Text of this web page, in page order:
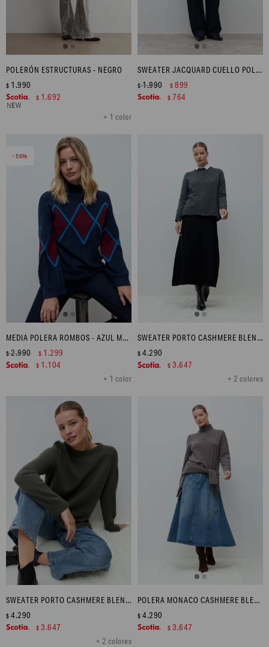
POLERÓN ESTRUCTURAS - NEGRO
+ 1 color
$ 1.990
$ 1.692
SWEATER JACQUARD CUELLO POLO - CRUDO
$1.990 $ 899
$ 764
56
MEDIA POLERA ROMBOS - AZUL MARINO
+ 1 color
$2.990 $ 1.299
$ 1.104
SWEATER PORTO CASHMERE BLEND - GRIS MELANGE
+ 2 colores
$ 4.290
$ 3.647
SWEATER PORTO CASHMERE BLEND - VERDE OLIVA MELANGE
+ 2 colores
$ 4.290
$ 3.647
POLERA MONACO CASHMERE BLEND - CHOCOLATE MELANGE
$ 4.290
$ 3.647